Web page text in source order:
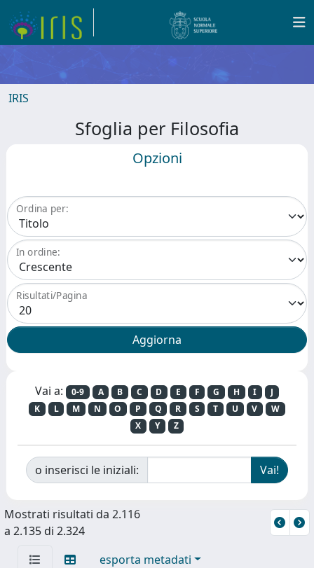
IRIS
Sfoglia per Filosofia
Opzioni
Ordina per:
In ordine:
Risultati/Pagina
Vai a: 0-9 A B C D E F G H I
J
K
L M N O P Q R S T U V
W
X
Y Z
o inserisci le iniziali:
Mostrati risultati da 2.116
a 2.135 di 2.324
esporta metadati